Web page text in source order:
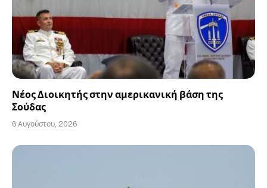
Νέος Διοικητής στην αμερικανική βάση της
Σούδας
6 Αυγούστου, 2026